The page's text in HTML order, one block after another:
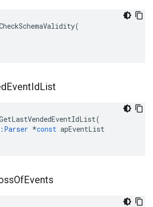
(
EventIdList
(
Parser *const apEventList
OfEvents